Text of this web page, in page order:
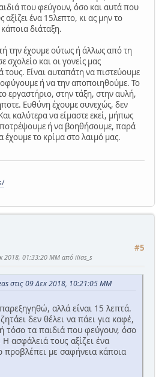
που φεύγουν, όσο και αυτά που
ένα 15λεπτο, κι ας μην το
διάταξη.
την έχουμε ούτως ή άλλως από τη
σχολείο και οι γονείς μας
τους. Είναι αυταπάτη να πιστεύουμε
ή να την αποποιηθούμε. Το
εργαστήριο, στην τάξη, στην αυλή,
Ευθύνη έχουμε συνεχώς, δεν
καλύτερα να είμαστε εκεί, μήπως
ή να βοηθήσουμε, παρά
έχουμε το κρίμα στο λαιμό μας.
#5
2018, 01:33:20 ΜΜ από ilias_s
στις 09 Δεκ 2018, 10:21:05 ΜΜ
αλλά είναι 15 λεπτά.
δεν θέλει να πάει για καφέ,
τόσο τα παιδιά που φεύγουν, όσο
ασφάλειά τους αξίζει ένα
προβλέπει με σαφήνεια κάποια